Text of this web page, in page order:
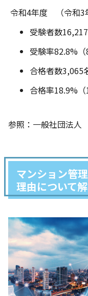
令和4年度 （令和3
受験者数
受験率82.8%（
合格者数3,065
合格率18.9%（
参照： 一般社団法人
マンション管
理由について